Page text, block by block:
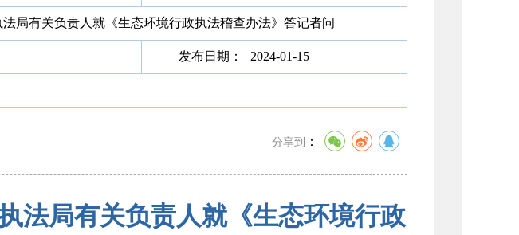
局有关负责人就《生态环境行政执法稽查办法》答记者问
发布日期： 2024-01-15
分享到 ：
法局有关负责人就《生态环境行政